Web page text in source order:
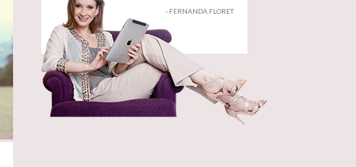
- FERNANDA FLORET